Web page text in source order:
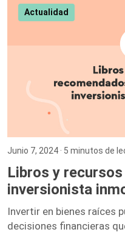
Actualidad
Junio 7, 2024 · 5 minutos de
Libros y
inversionista
Invertir en bienes raíces
decisiones financieras